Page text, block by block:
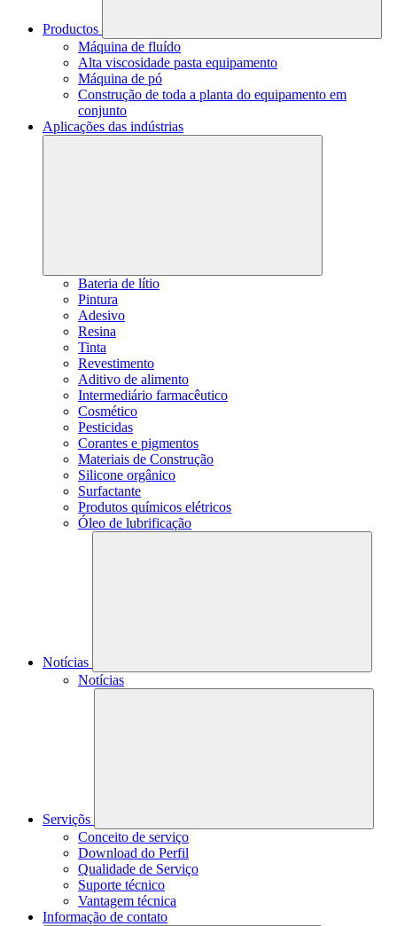
Productos
Máquina de fluído
Alta viscosidade pasta equipamento
Máquina de pó
Construção de toda a planta do equipamento em
conjunto
Aplicações das indústrias
Bateria de lítio
Pintura
Adesivo
Resina
Tinta
Revestimento
Aditivo de alimento
Intermediário farmacêutico
Cosmético
Pesticidas
Corantes e pigmentos
Materiais de Construção
Silicone orgânico
Surfactante
Produtos químicos elétricos
Óleo de lubrificação
Notícias
Notícias
Serviçõs
Conceito de serviço
Download do Perfil
Qualidade de Serviço
Suporte técnico
Vantagem técnica
Informação de contato